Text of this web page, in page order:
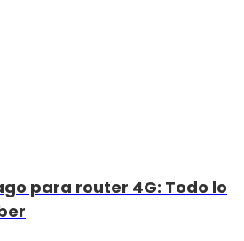
para router 4G: Todo lo